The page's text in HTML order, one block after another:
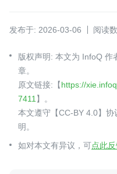
发布于: 2026-03-06 阅读
版权声明: 本文为 InfoQ 作
章。
原文链接:【https://
7411】。
本文遵守【CC-BY 4.0】
明。
如对本文有异议，可点此